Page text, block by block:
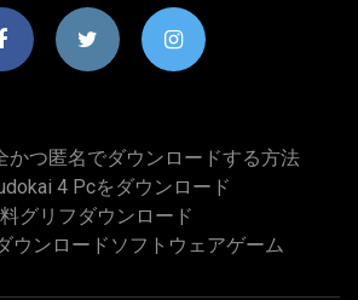
かつ匿名でダウンロードする方法
4 Pcをダウンロード
グリフダウンロード
ウンロードソフトウェアゲーム